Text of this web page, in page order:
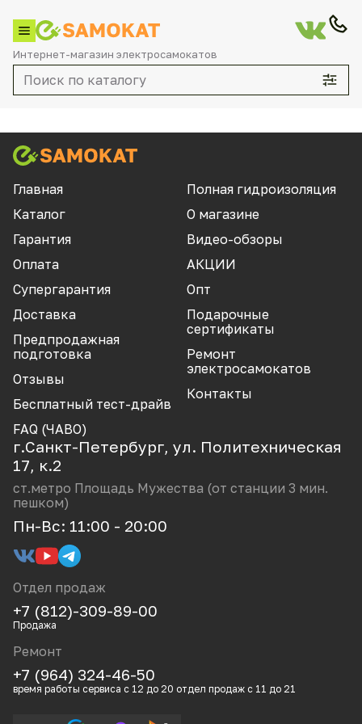
Интернет-магазин электросамокатов
По брендам
Aovo
Currus
CCL
Electroway
GT
Halten
Hitway
Iconbit
Ikingi
JackHot
Joyor
Kaabo
Kugoo
Главная
Каталог
Гарантия
Оплата
Супергарантия
Доставка
Предпродажная
подготовка
Отзывы
Бесплатный тест-драйв
FAQ (ЧАВО)
Полная гидроизоляция
О магазине
Видео-обзоры
АКЦИИ
Опт
Подарочные
сертификаты
Ремонт
электросамокатов
Контакты
г.Санкт-Петербург, ул. Политехническая
17, к.2
ст.метро Площадь Мужества (от станции 3 мин.
пешком)
Пн-Вс: 11:00 - 20:00
Отдел продаж
+7 (812)-309-89-00
Продажа
Ремонт
+7 (964) 324-46-50
время работы сервиса с 12 до 20 отдел продаж с 11 до 21